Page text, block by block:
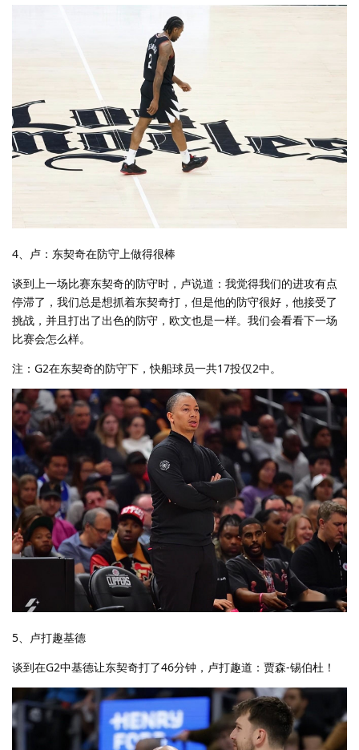
4、卢：东契奇在防守上做得很棒
谈到上一场比赛东契奇的防守时，卢说道：我觉得我们的进攻有点
停滞了，我们总是想抓着东契奇打，但是他的防守很好，他接受了
挑战，并且打出了出色的防守，欧文也是一样。我们会看看下一场
比赛会怎么样。
注：G2在东契奇的防守下，快船球员一共17投仅2中。
5、卢打趣基德
谈到在G2中基德让东契奇打了46分钟，卢打趣道：贾森-锡伯杜！